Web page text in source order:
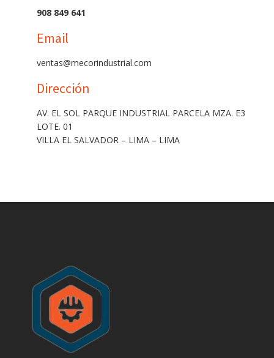
908 849 641
Email
ventas@mecorindustrial.com
Dirección
AV. EL SOL PARQUE INDUSTRIAL PARCELA MZA. E3
LOTE. 01
VILLA EL SALVADOR – LIMA – LIMA